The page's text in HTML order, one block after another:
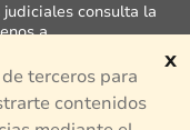
consulta la
a
Financiero, Dra.
informaciónaquí
actividades de
x
terceros para
contenidos